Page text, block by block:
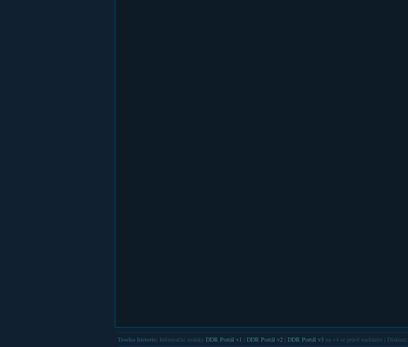
Trocha historie: Informační stránky DDR Portál v1 DDR Portál v2| DDR Portál v3na v4 se právě nacházíte | Diskuze: